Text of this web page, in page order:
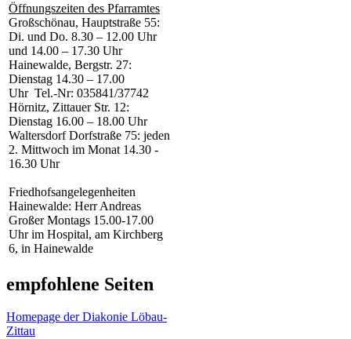
Öffnungszeiten des Pfarramtes
Großschönau, Hauptstraße 55:
Di. und Do. 8.30 – 12.00 Uhr
und 14.00 – 17.30 Uhr
Hainewalde, Bergstr. 27:
Dienstag 14.30 – 17.00
Uhr Tel.-Nr: 035841/37742
Hörnitz, Zittauer Str. 12:
Dienstag 16.00 – 18.00 Uhr
Waltersdorf Dorfstraße 75: jeden
2. Mittwoch im Monat 14.30 -
16.30 Uhr
Friedhofsangelegenheiten
Hainewalde: Herr Andreas
Großer Montags 15.00-17.00
Uhr im Hospital, am Kirchberg
6, in Hainewalde
empfohlene Seiten
Homepage der Diakonie Löbau-
Zittau